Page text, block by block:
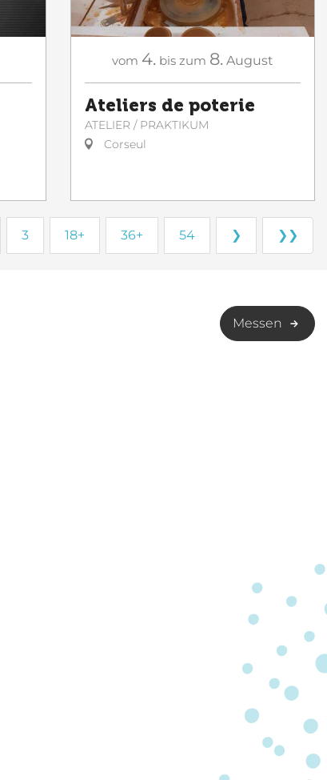
vom 4. bis zum 8. August
Ateliers de poterie
ATELIER / PRAKTIKUM
Corseul
3 18+ 36+ 54 ❯ ❯❯
Messen